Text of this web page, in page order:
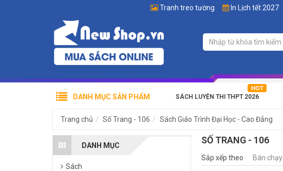
Tranh treo tường In Lịch tết 2027
SÁCH LUYỆN THI THPT 2026
DANH MỤC SẢN PHẨM
Trang chủ Số Trang - 106 Sách Giáo Trình Đại Học - Cao Đẳng
DANH MỤC
Sách
SỐ TRANG - 106
Sắp xếp theo Bán chạy